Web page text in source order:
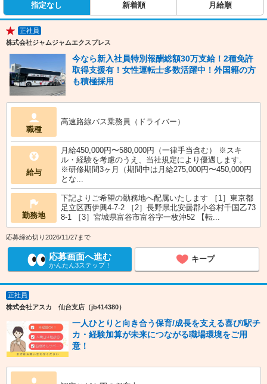
指定なし 新着順 月給順
★
正社員
株式会社ジャムジャムエクスプレス
今なら新入社員特別報酬総額30万支給！2種免許
取得支援有！女性運転士多数活躍中！外国籍の方
も積極採用
職種
高速路線バス乗務員（ドライバー）
給与
月給450,000円〜580,000円（一律手当含む） ※スキ
ル・経験を考慮のうえ、当社規定により優遇します。
※研修期間3ヶ月（期間中は月給275,000円〜450,000円
とな...
勤務地
下記よりご希望の勤務地へ配属いたします ［1］東京都
足立区西伊興4-7-2 ［2］長野県北安曇郡小谷村千国乙73
8-1 ［3］宮城県富谷市富谷字一枚沖52 【転...
応募締め切り2026/11/27まで
応募画面へ進む
かんたん3ステップ！
キープ
正社員
株式会社アスカ 仙台支店（jb414380）
一人ひとりと向き合う保育/成長を支える喜び/駅チ
カ・経験加算が未来につながる職場環境をご用
意！